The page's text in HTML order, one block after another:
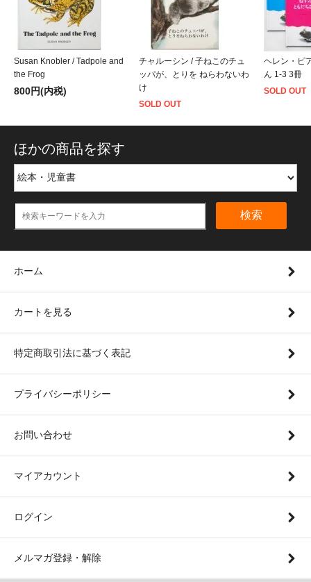
Susan Knobler / Tadpole and
the Frog
800円(内税)
チャルーシン / 子ねこのチュ
ッパが、とりを ねらわないわ
け
SOLD OUT
ヘレン・ピ
ん 1-3 3冊
SOLD OUT
ほかの商品を探す
検索
ホーム
カートを見る
特定商取引法に基づく表記
プライバシーポリシー
お問い合わせ
マイアカウント
ログイン
メルマガ登録・解除